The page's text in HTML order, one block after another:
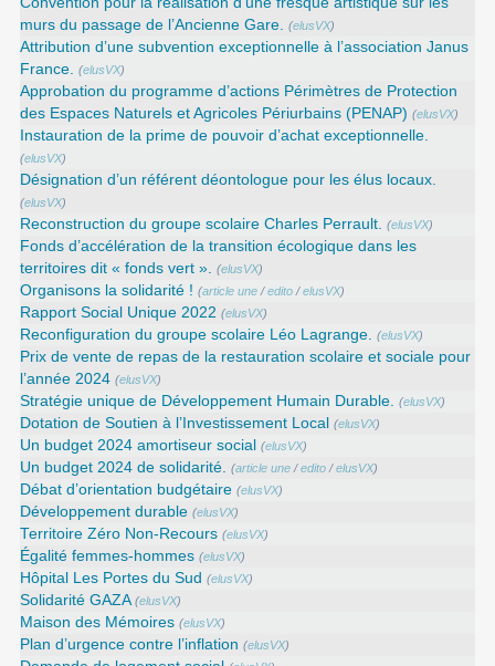
murs du passage de l’Ancienne Gare. (elusVX)
Attribution d’une subvention exceptionnelle à l’association Janus
France. (elusVX)
Approbation du programme d’actions Périmètres de Protection
des Espaces Naturels et Agricoles Périurbains (PENAP) (elusVX)
Instauration de la prime de pouvoir d’achat exceptionnelle.
(elusVX)
Désignation d’un référent déontologue pour les élus locaux.
(elusVX)
Reconstruction du groupe scolaire Charles Perrault. (elusVX)
Fonds d’accélération de la transition écologique dans les
territoires dit « fonds vert ». (elusVX)
Organisons la solidarité ! (article une/edito/elusVX)
Rapport Social Unique 2022 (elusVX)
Reconfiguration du groupe scolaire Léo Lagrange. (elusVX)
Prix de vente de repas de la restauration scolaire et sociale pour
l’année 2024 (elusVX)
Stratégie unique de Développement Humain Durable. (elusVX)
Dotation de Soutien à l’Investissement Local (elusVX)
Un budget 2024 amortiseur social (elusVX)
Un budget 2024 de solidarité. (article une/edito/elusVX)
Débat d’orientation budgétaire (elusVX)
Développement durable (elusVX)
Territoire Zéro Non-Recours (elusVX)
Égalité femmes-hommes (elusVX)
Hôpital Les Portes du Sud (elusVX)
Solidarité GAZA (elusVX)
Maison des Mémoires (elusVX)
Plan d’urgence contre l’inflation (elusVX)